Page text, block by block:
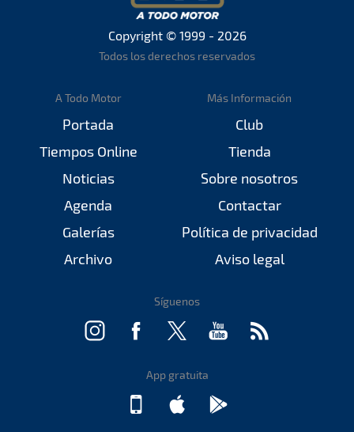
Copyright © 1999 - 2026
Todos los derechos reservados
A Todo Motor
Portada
Tiempos Online
Noticias
Agenda
Galerías
Archivo
Más Información
Club
Tienda
Sobre nosotros
Contactar
Política de privacidad
Aviso legal
Síguenos
App gratuita